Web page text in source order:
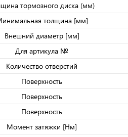
тормозного диска (мм)
толщина [мм]
Внешний диаметр [мм]
Для артикула №
Количество отверстий
Поверхность
Поверхность
Поверхность
Момент затяжки [Нм]